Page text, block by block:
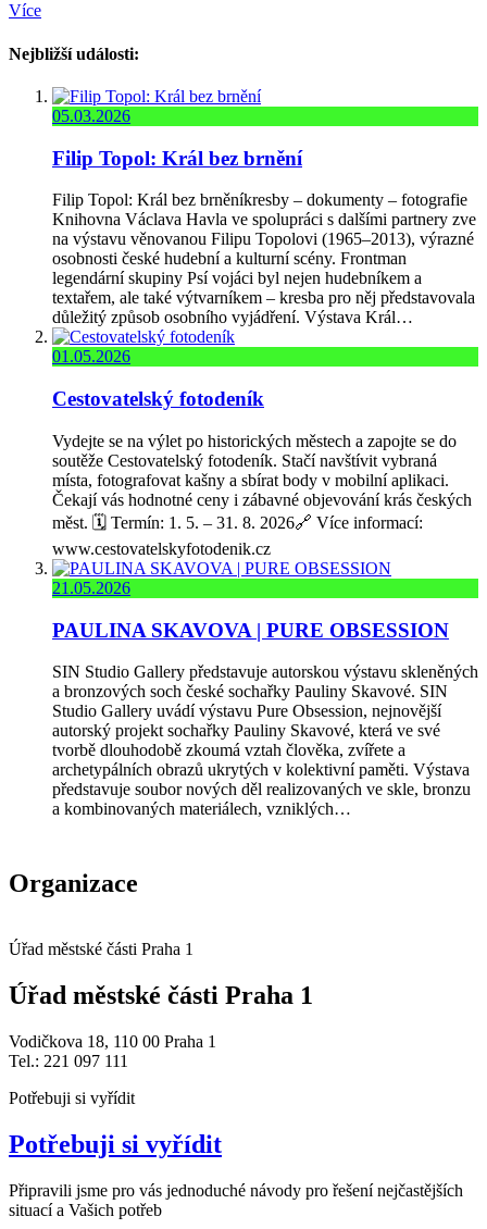
Více
Nejbližší události:
05.03.2026
Filip Topol: Král bez brnění
Filip Topol: Král bez brněníkresby – dokumenty – fotografie
Knihovna Václava Havla ve spolupráci s dalšími partnery zve
na výstavu věnovanou Filipu Topolovi (1965–2013), výrazné
osobnosti české hudební a kulturní scény. Frontman
legendární skupiny Psí vojáci byl nejen hudebníkem a
textařem, ale také výtvarníkem – kresba pro něj představovala
důležitý způsob osobního vyjádření. Výstava Král…
01.05.2026
Cestovatelský fotodeník
Vydejte se na výlet po historických městech a zapojte se do
soutěže Cestovatelský fotodeník. Stačí navštívit vybraná
místa, fotografovat kašny a sbírat body v mobilní aplikaci.
Čekají vás hodnotné ceny i zábavné objevování krás českých
měst. 🗓️ Termín: 1. 5. – 31. 8. 2026🔗 Více informací:
www.cestovatelskyfotodenik.cz
21.05.2026
PAULINA SKAVOVA | PURE OBSESSION
SIN Studio Gallery představuje autorskou výstavu skleněných
a bronzových soch české sochařky Pauliny Skavové. SIN
Studio Gallery uvádí výstavu Pure Obsession, nejnovější
autorský projekt sochařky Pauliny Skavové, která ve své
tvorbě dlouhodobě zkoumá vztah člověka, zvířete a
archetypálních obrazů ukrytých v kolektivní paměti. Výstava
představuje soubor nových děl realizovaných ve skle, bronzu
a kombinovaných materiálech, vzniklých…
Organizace
Úřad městské části Praha 1
Úřad městské části Praha 1
Vodičkova 18, 110 00 Praha 1
Tel.: 221 097 111
Potřebuji si vyřídit
Potřebuji si vyřídit
Připravili jsme pro vás jednoduché návody pro řešení nejčastějších
situací a Vašich potřeb